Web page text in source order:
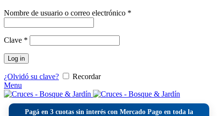
Nombre de usuario o correo electrónico *
Clave *
Log in
¿Olvidó su clave?
Recordar
Menu
Pagá en 3 cuotas sin interés con Mercado Pago en toda la